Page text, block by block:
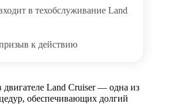
в техобслуживание Land
к действию
двигателе Land Cruiser— одна из
обеспечивающих долгий